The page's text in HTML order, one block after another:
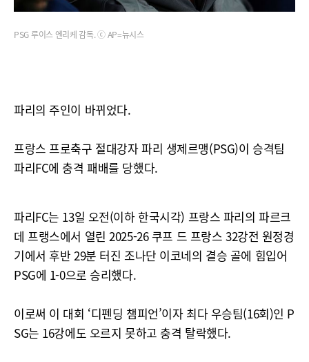
PSG 루이스 엔리케 감독. ⓒ AP=뉴시스
파리의 주인이 바뀌었다.
프랑스 프로축구 절대강자 파리 생제르맹(PSG)이 승격팀
파리FC에 충격 패배를 당했다.
파리FC는 13일 오전(이하 한국시각) 프랑스 파리의 파르크
데 프랭스에서 열린 2025-26 쿠프 드 프랑스 32강전 원정경
기에서 후반 29분 터진 조나단 이코네의 결승 골에 힘입어
PSG에 1-0으로 승리했다.
이로써 이 대회 ‘디펜딩 챔피언’이자 최다 우승팀(16회)인 P
SG는 16강에도 오르지 못하고 충격 탈락했다.